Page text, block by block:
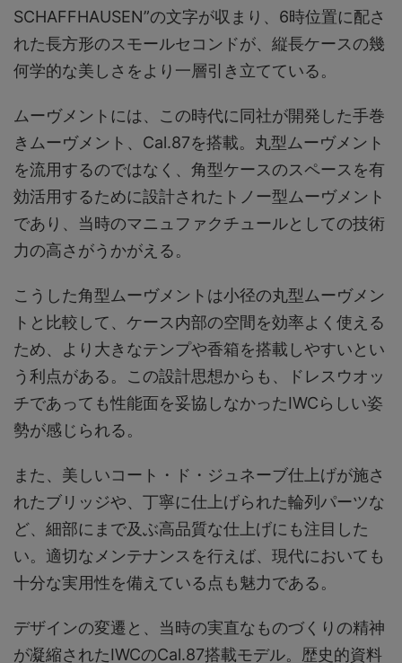
SCHAFFHAUSEN”の文字が収まり、6時位置に配さ
れた長方形のスモールセコンドが、縦長ケースの幾
何学的な美しさをより一層引き立てている。
ムーヴメントには、この時代に同社が開発した手巻
きムーヴメント、Cal.87を搭載。丸型ムーヴメント
を流用するのではなく、角型ケースのスペースを有
効活用するために設計されたトノー型ムーヴメント
であり、当時のマニュファクチュールとしての技術
力の高さがうかがえる。
こうした角型ムーヴメントは小径の丸型ムーヴメン
トと比較して、ケース内部の空間を効率よく使える
ため、より大きなテンプや香箱を搭載しやすいとい
う利点がある。この設計思想からも、ドレスウオッ
チであっても性能面を妥協しなかったIWCらしい姿
勢が感じられる。
また、美しいコート・ド・ジュネーブ仕上げが施さ
れたブリッジや、丁寧に仕上げられた輪列パーツな
ど、細部にまで及ぶ高品質な仕上げにも注目した
い。適切なメンテナンスを行えば、現代においても
十分な実用性を備えている点も魅力である。
デザインの変遷と、当時の実直なものづくりの精神
が凝縮されたIWCのCal.87搭載モデル。歴史的資料